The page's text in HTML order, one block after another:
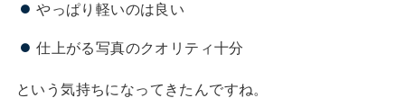
やっぱり軽いのは良い
仕上がる写真のクオリティ十分
という気持ちになってきたんですね。